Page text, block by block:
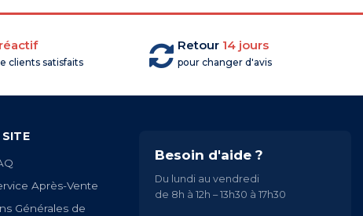
réactif
clients satisfaits
Retour 14 jours
pour changer d'avis
Après-Vente
Générales de
Besoin d'aide ?
Du lundi au vendredi
de 8h à 12h – 13h30 à 17h30